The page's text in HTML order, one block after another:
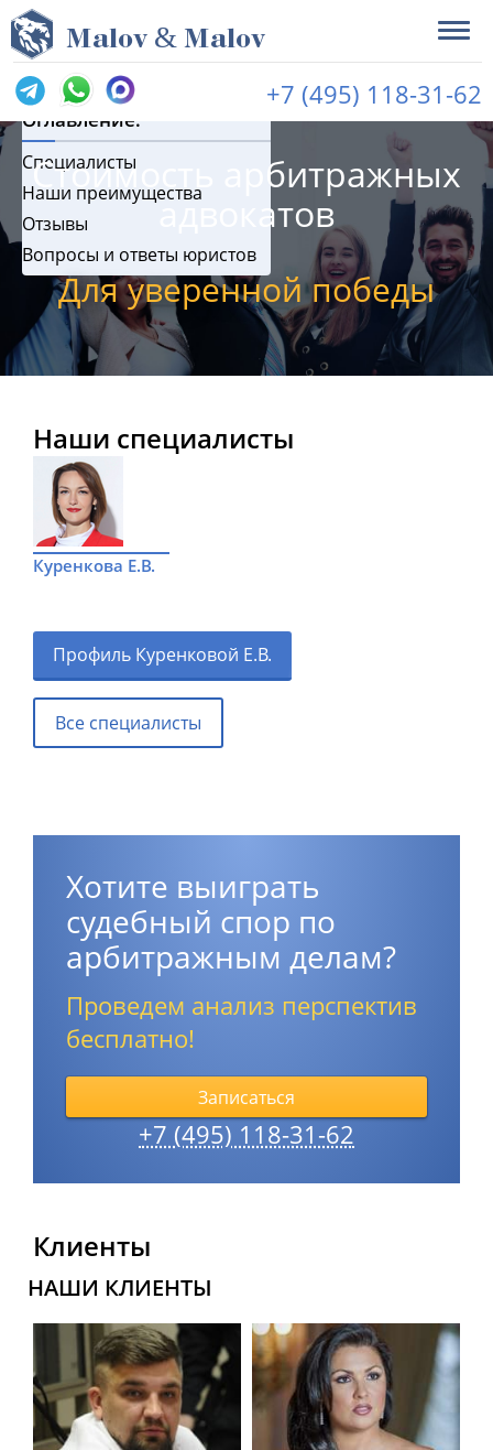
Malov & Malov
+7 (495) 118-31-62
Стоимость арбитражных
адвокатов
Для уверенной победы
Задать бесплатный
вопрос юристу
Оглавление:
Специалисты
Наши преимущества
Отзывы
Вопросы и ответы юристов
Наши специалисты
Куренкова Е.В.
Профиль Куренковой Е.В.
Все специалисты
Хотите выиграть
судебный спор по
арбитражным делам?
Проведем анализ перспектив
бесплатно!
Записаться
+7 (495) 118-31-62
Клиенты
НАШИ КЛИЕНТЫ